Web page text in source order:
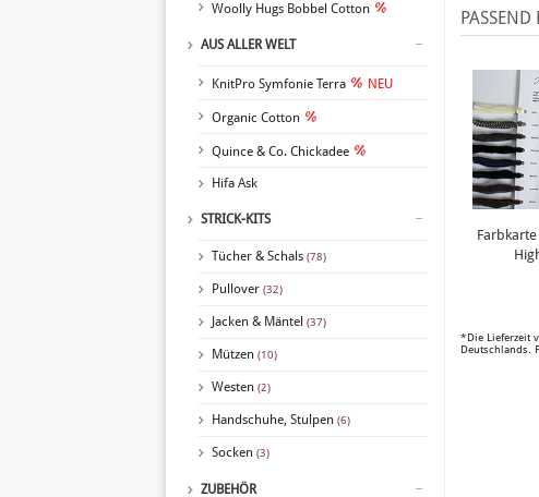
Woolly Hugs Bobbel Cotton
AUS ALLER WELT
KnitPro Symfonie Terra NEU
Organic Cotton
Quince & Co. Chickadee
Hifa Ask
STRICK-KITS
Tücher & Schals (78)
Pullover (32)
Jacken & Mäntel (37)
Mützen (10)
Westen (2)
Handschuhe, Stulpen (6)
Socken (3)
ZUBEHÖR
PASSEND
*Die Lieferzeit
Deutschlands.